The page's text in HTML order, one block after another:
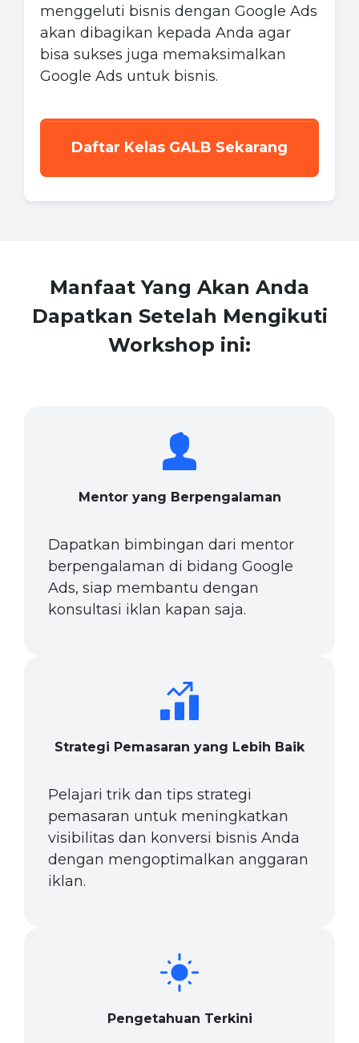
menggeluti bisnis dengan Google Ads
akan dibagikan kepada Anda agar
bisa sukses juga memaksimalkan
Google Ads untuk bisnis.
Daftar Kelas GALB Sekarang
Manfaat Yang Akan Anda
Dapatkan Setelah Mengikuti
Workshop ini:
Mentor yang Berpengalaman
Dapatkan bimbingan dari mentor
berpengalaman di bidang Google
Ads, siap membantu dengan
konsultasi iklan kapan saja.
Strategi Pemasaran yang Lebih Baik
Pelajari trik dan tips strategi
pemasaran untuk meningkatkan
visibilitas dan konversi bisnis Anda
dengan mengoptimalkan anggaran
iklan.
Pengetahuan Terkini